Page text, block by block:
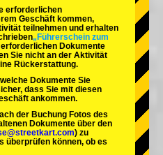
erforderlichen
Geschäft kommen,
teilnehmen und erhalten
„Führerschein zum
erforderlichen Dokumente
Sie nicht an der Aktivität
Rückerstattung.
Dokumente Sie
dass Sie mit diesen
ankommen.
der Buchung Fotos des
Dokumente über den
) zu
überprüfen können, ob es